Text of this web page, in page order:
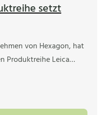
setzt
von Hexagon, hat
Produktreihe Leica…